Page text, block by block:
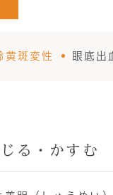
黄斑変性 眼底出
る・かすむ